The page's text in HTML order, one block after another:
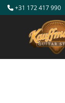
Ga
naar
+31 172 417 990